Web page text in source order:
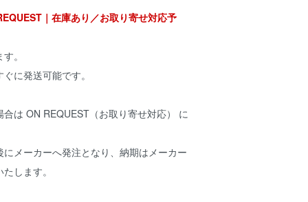
｜在庫あり／お取り寄せ対応予
。
に発送可能です。
は ON REQUEST（お取り寄せ対応） に
メーカーへ発注となり、納期はメーカー
します。